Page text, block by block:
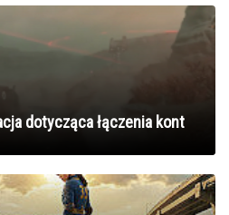
dotycząca łączenia kont